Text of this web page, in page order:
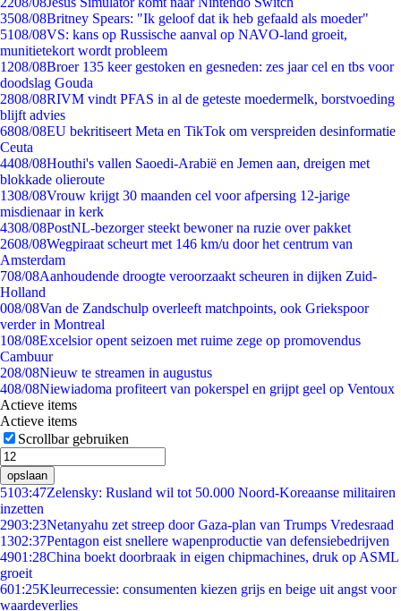
3508/08Britney Spears: "Ik geloof dat ik heb gefaald als moeder"
5108/08VS: kans op Russische aanval op NAVO-land groeit,
munitietekort wordt probleem
1208/08Broer 135 keer gestoken en gesneden: zes jaar cel en tbs voor
doodslag Gouda
2808/08RIVM vindt PFAS in al de geteste moedermelk, borstvoeding
blijft advies
6808/08EU bekritiseert Meta en TikTok om verspreiden desinformatie
Ceuta
4408/08Houthi's vallen Saoedi-Arabië en Jemen aan, dreigen met
blokkade olieroute
1308/08Vrouw krijgt 30 maanden cel voor afpersing 12-jarige
misdienaar in kerk
4308/08PostNL-bezorger steekt bewoner na ruzie over pakket
2608/08Wegpiraat scheurt met 146 km/u door het centrum van
Amsterdam
708/08Aanhoudende droogte veroorzaakt scheuren in dijken Zuid-
Holland
008/08Van de Zandschulp overleeft matchpoints, ook Griekspoor
verder in Montreal
108/08Excelsior opent seizoen met ruime zege op promovendus
Cambuur
208/08Nieuw te streamen in augustus
408/08Niewiadoma profiteert van pokerspel en grijpt geel op Ventoux
Actieve items
Actieve items
Scrollbar gebruiken
opslaan
5103:47Zelensky: Rusland wil tot 50.000 Noord-Koreaanse militairen
inzetten
2903:23Netanyahu zet streep door Gaza-plan van Trumps Vredesraad
1302:37Pentagon eist snellere wapenproductie van defensiebedrijven
4901:28China boekt doorbraak in eigen chipmachines, druk op ASML
groeit
601:25Kleurrecessie: consumenten kiezen grijs en beige uit angst voor
waardeverlies